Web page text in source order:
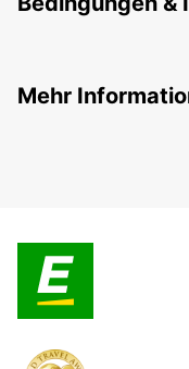
Mehr